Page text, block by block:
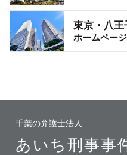
東京・八王
ホームページ
千葉の弁護士法人
あいち刑事事